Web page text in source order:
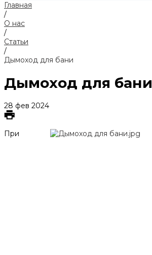
Главная
/
О нас
/
Статьи
/
Дымоход для бани
Дымоход для бани
28 фев 2024
При